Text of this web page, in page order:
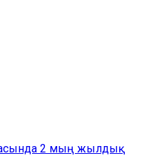
2 мың жылдық